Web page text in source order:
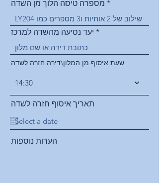
מספרה טיסה הלוך מן השדה
יעד נסיעה מהשדה למרכז
שעת איסוף מן המלון\דירה חזרה לשדה
14:30
תאריך איסוף חזרה לשדה
הערות נוספות